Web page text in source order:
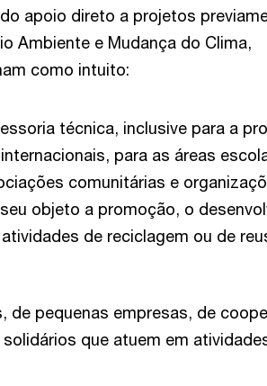
apoio direto a projetos
Ambiente e Mudança do Clima,
como intuito:
técnica, inclusive para a
para as áreas
comunitárias e
objeto a promoção, o
de reciclagem ou de
de pequenas empresas, de
que atuem em